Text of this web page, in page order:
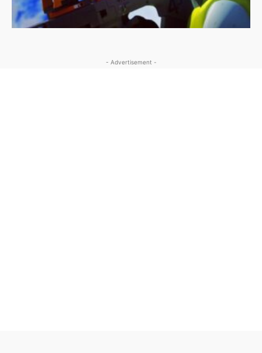
- Advertisement -